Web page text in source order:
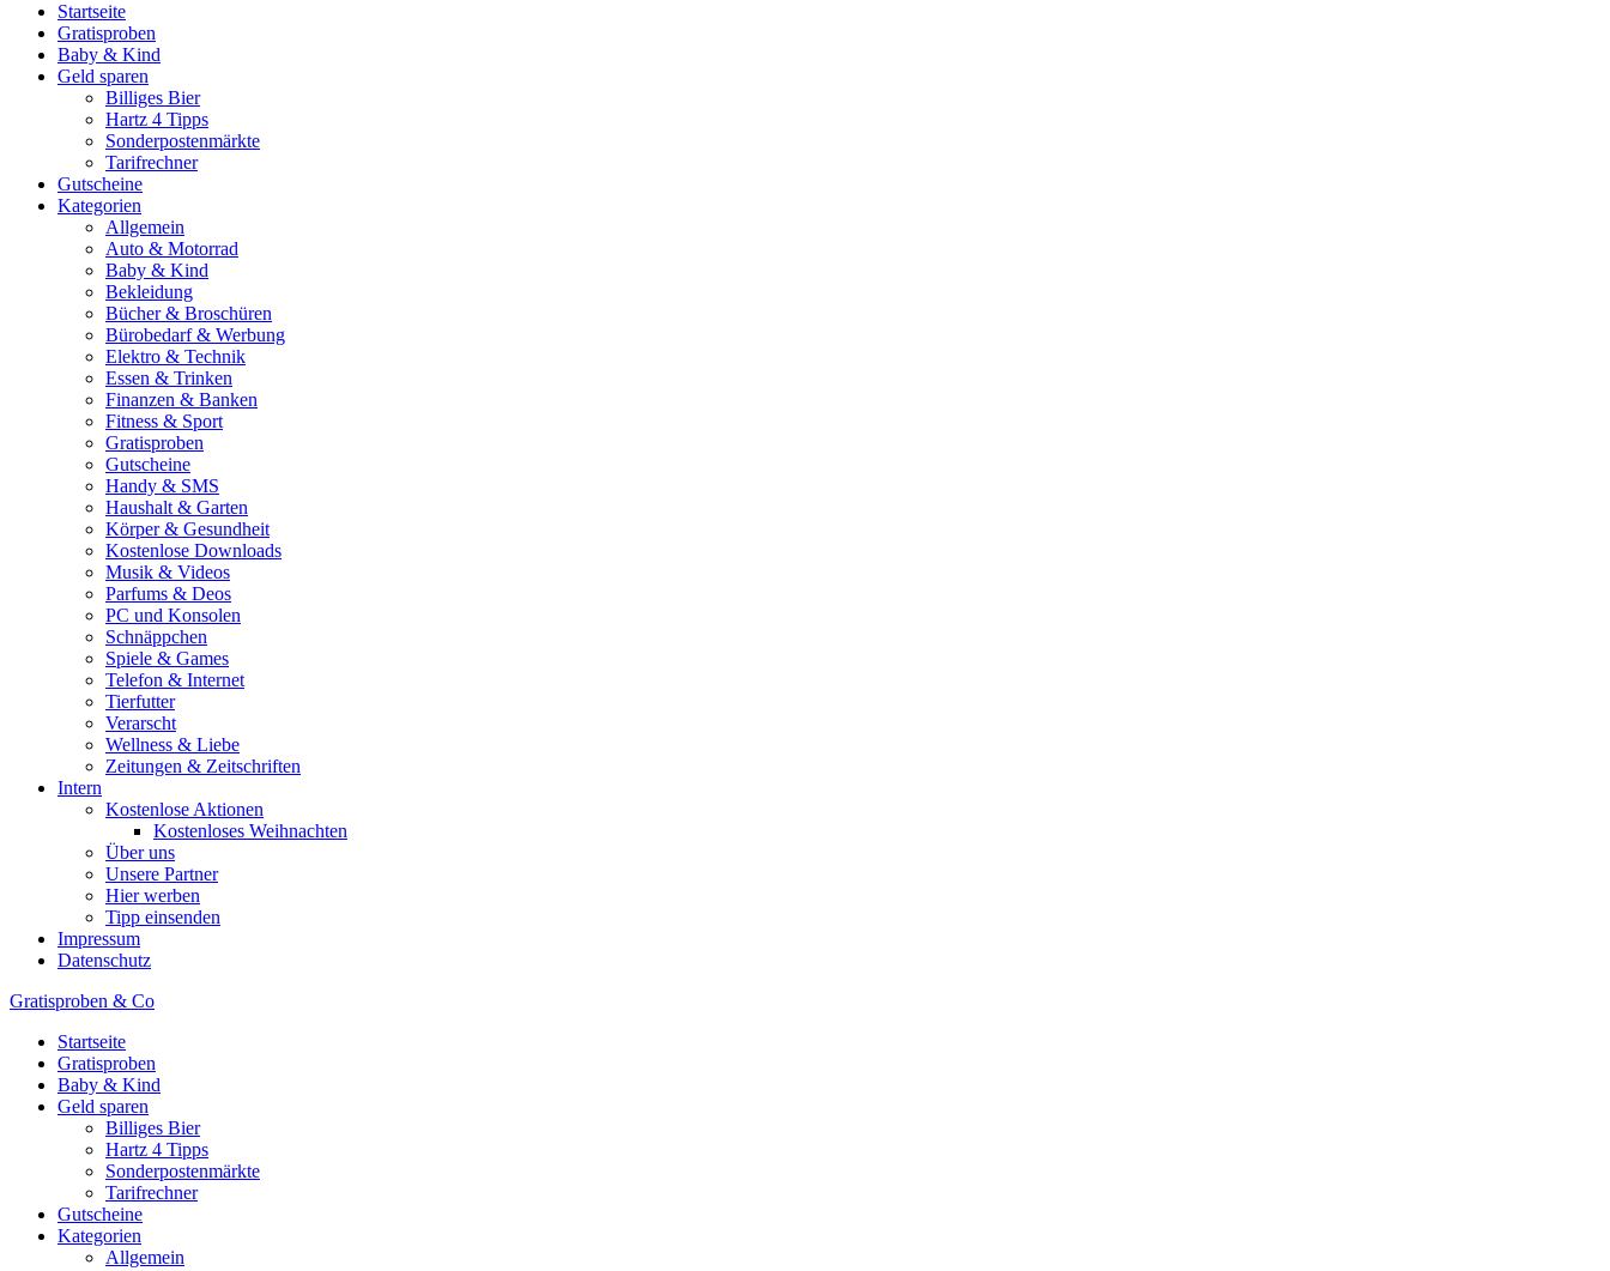
Startseite
Gratisproben
Baby & Kind
Geld sparen
Billiges Bier
Hartz 4 Tipps
Sonderpostenmärkte
Tarifrechner
Gutscheine
Kategorien
Allgemein
Auto & Motorrad
Baby & Kind
Bekleidung
Bücher & Broschüren
Bürobedarf & Werbung
Elektro & Technik
Essen & Trinken
Finanzen & Banken
Fitness & Sport
Gratisproben
Gutscheine
Handy & SMS
Haushalt & Garten
Körper & Gesundheit
Kostenlose Downloads
Musik & Videos
Parfums & Deos
PC und Konsolen
Schnäppchen
Spiele & Games
Telefon & Internet
Tierfutter
Verarscht
Wellness & Liebe
Zeitungen & Zeitschriften
Intern
Kostenlose Aktionen
Kostenloses Weihnachten
Über uns
Unsere Partner
Hier werben
Tipp einsenden
Impressum
Datenschutz
Gratisproben & Co
Startseite
Gratisproben
Baby & Kind
Geld sparen
Billiges Bier
Hartz 4 Tipps
Sonderpostenmärkte
Tarifrechner
Gutscheine
Kategorien
Allgemein